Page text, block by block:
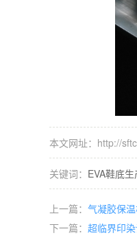
本文网址：http://
关键词： EVA鞋底
上一篇： 气凝胶保
下一篇： 超临界印